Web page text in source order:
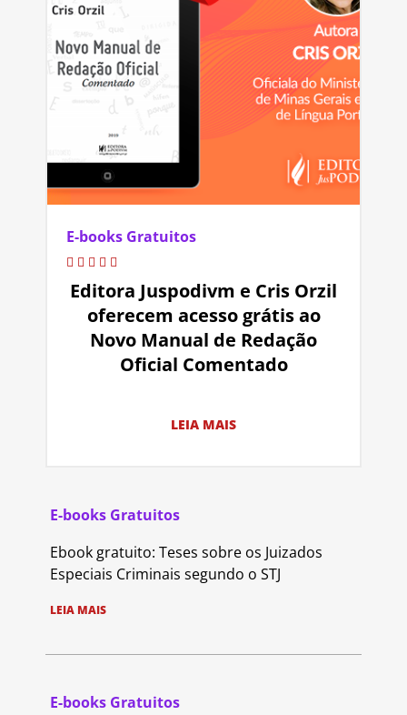
E-books Gratuitos
Editora Juspodivm e Cris Orzil
oferecem acesso grátis ao
Novo Manual de Redação
Oficial Comentado
LEIA MAIS
E-books Gratuitos
Ebook gratuito: Teses sobre os Juizados
Especiais Criminais segundo o STJ
LEIA MAIS
E-books Gratuitos